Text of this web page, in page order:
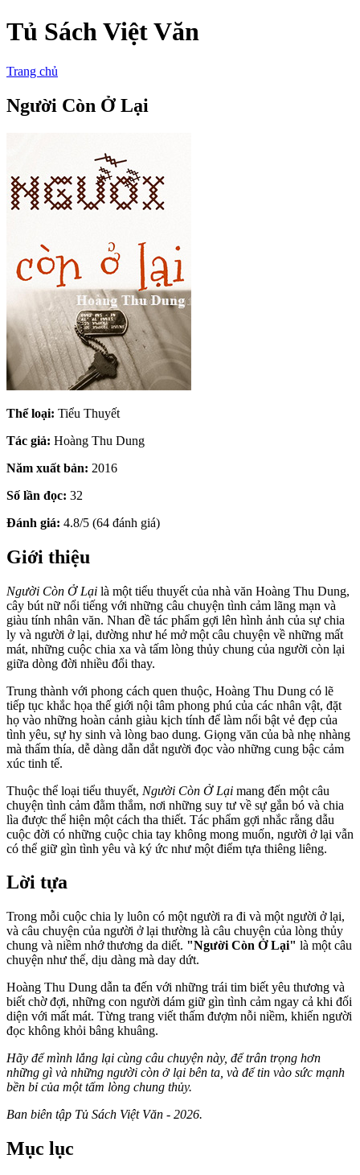
Tủ Sách Việt Văn
Trang chủ
Người Còn Ở Lại
Thể loại: Tiểu Thuyết
Tác giả: Hoàng Thu Dung
Năm xuất bản: 2016
Số lần đọc: 32
Đánh giá: 4.8/5 (64 đánh giá)
Giới thiệu
Người Còn Ở Lại là một tiểu thuyết của nhà văn Hoàng Thu Dung,
cây bút nữ nổi tiếng với những câu chuyện tình cảm lãng mạn và
giàu tính nhân văn. Nhan đề tác phẩm gợi lên hình ảnh của sự chia
ly và người ở lại, dường như hé mở một câu chuyện về những mất
mát, những cuộc chia xa và tấm lòng thủy chung của người còn lại
giữa dòng đời nhiều đổi thay.
Trung thành với phong cách quen thuộc, Hoàng Thu Dung có lẽ
tiếp tục khắc họa thế giới nội tâm phong phú của các nhân vật, đặt
họ vào những hoàn cảnh giàu kịch tính để làm nổi bật vẻ đẹp của
tình yêu, sự hy sinh và lòng bao dung. Giọng văn của bà nhẹ nhàng
mà thấm thía, dễ dàng dẫn dắt người đọc vào những cung bậc cảm
xúc tinh tế.
Thuộc thể loại tiểu thuyết, Người Còn Ở Lại mang đến một câu
chuyện tình cảm đằm thắm, nơi những suy tư về sự gắn bó và chia
lìa được thể hiện một cách tha thiết. Tác phẩm gợi nhắc rằng dẫu
cuộc đời có những cuộc chia tay không mong muốn, người ở lại vẫn
có thể giữ gìn tình yêu và ký ức như một điểm tựa thiêng liêng.
Lời tựa
Trong mỗi cuộc chia ly luôn có một người ra đi và một người ở lại,
và câu chuyện của người ở lại thường là câu chuyện của lòng thủy
chung và niềm nhớ thương da diết. "Người Còn Ở Lại" là một câu
chuyện như thế, dịu dàng mà day dứt.
Hoàng Thu Dung dẫn ta đến với những trái tim biết yêu thương và
biết chờ đợi, những con người dám giữ gìn tình cảm ngay cả khi đối
diện với mất mát. Từng trang viết thấm đượm nỗi niềm, khiến người
đọc không khỏi bâng khuâng.
Hãy để mình lắng lại cùng câu chuyện này, để trân trọng hơn
những gì và những người còn ở lại bên ta, và để tin vào sức mạnh
bền bỉ của một tấm lòng chung thủy.
Ban biên tập Tủ Sách Việt Văn - 2026.
Mục lục